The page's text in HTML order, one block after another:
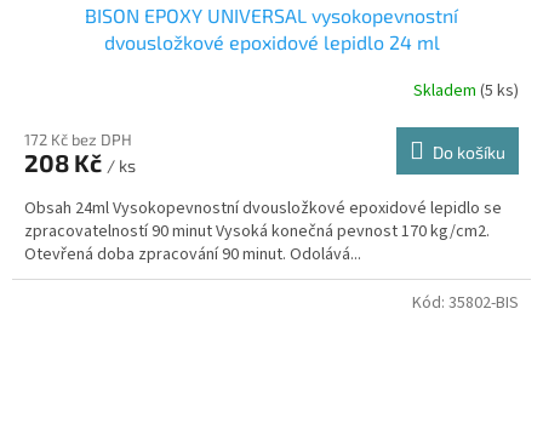
BISON EPOXY UNIVERSAL vysokopevnostní
dvousložkové epoxidové lepidlo 24 ml
Skladem (5 ks)
172 Kč bez DPH
208 Kč / ks
Do košíku
Obsah 24ml Vysokopevnostní dvousložkové epoxidové lepidlo se
zpracovatelností 90 minut Vysoká konečná pevnost 170 kg/cm2.
Otevřená doba zpracování 90 minut. Odolává...
Kód: 35802-BIS